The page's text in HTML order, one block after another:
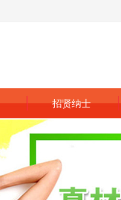
招贤纳士